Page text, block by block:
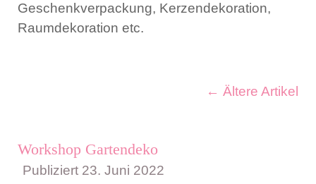
Geschenkverpackung, Kerzendekoration,
Raumdekoration etc.
← Ältere Artikel
Workshop Gartendeko
Publiziert 23. Juni 2022